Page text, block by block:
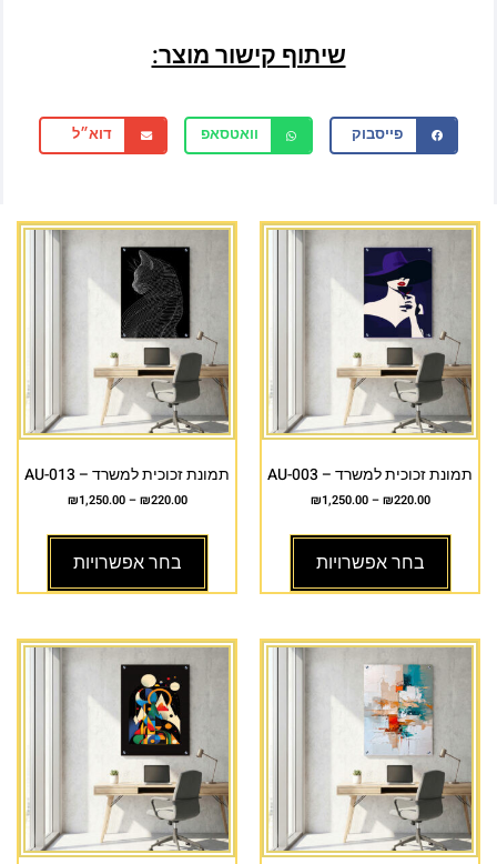
שיתוף קישור מוצר:
פייסבוק וואטסאפ דוא״ל
תמונת זכוכית למשרד – AU-003
₪220.00
–
₪1,250.00
בחר אפשרויות
תמונת זכוכית למשרד – AU-013
₪220.00
–
₪1,250.00
בחר אפשרויות